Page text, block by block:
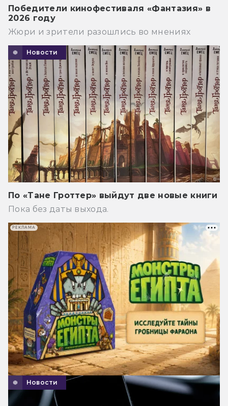
Победители кинофестиваля «Фантазия» в
2026 году
Жюри и зрители разошлись во мнениях
Новости
По «Тане Гроттер» выйдут две новые книги
Пока без даты выхода.
Новости
РЕКЛАМА